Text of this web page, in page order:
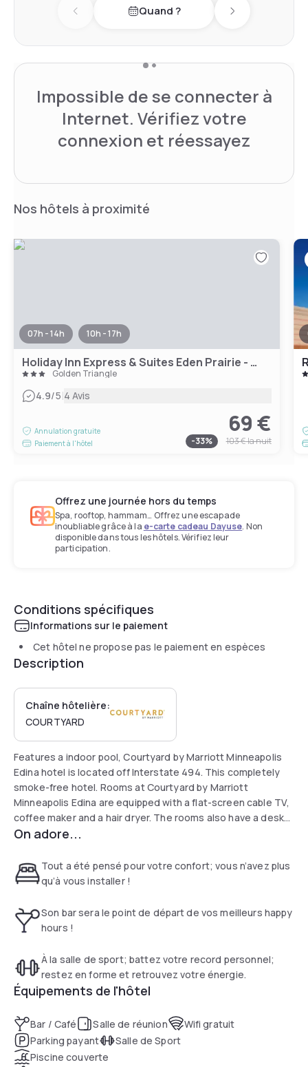
Previous dayQuand ? Next day
Impossible de se connecter à
Internet. Vérifiez votre
connexion et réessayez
Nos hôtels à proximité
07h - 14h 10h - 17h
Holiday Inn Express & Suites Eden Prairie - Minneapolis, an IHG Hotel
Golden Triangle
4.9/5|4 Avis
Annulation gratuite
Paiement à l'hôtel
69 €
-33% 103 €la nuit
Offrez une journée hors du temps
Spa, rooftop, hammam… Offrez une escapade
inoubliable grâce à la e-carte cadeau Dayuse. Non
disponible dans tous les hôtels. Vérifiez leur
participation.
Conditions spécifiques
Informations sur le paiement
Cet hôtel ne propose pas le paiement en espèces
Description
Chaîne hôtelière:
COURTYARD
Features a indoor pool, Courtyard by Marriott Minneapolis
Edina hotel is located off Interstate 494. This completely
smoke-free hotel. Rooms at Courtyard by Marriott
Minneapolis Edina are equipped with a flat-screen cable TV,
coffee maker and a hair dryer. The rooms also have a desk
and ironing facilities. Courtyard by Marriott Minneapolis
Courtyard by Marriott Minneapolis Edina is within a 20-
minute drive of downtown Minneapolis and the Minnesota
On adore...
Tout a été pensé pour votre confort; vous n’avez plus
qu’à vous installer !
Son bar sera le point de départ de vos meilleurs happy
hours !
À la salle de sport; battez votre record personnel;
restez en forme et retrouvez votre énergie.
Équipements de l'hôtel
Bar / Café Salle de réunion
Wifi gratuit
Parking payant
Salle de Sport
Piscine couverte